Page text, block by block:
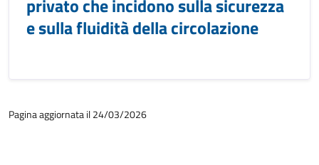
privato che incidono sulla sicurezza
e sulla fluidità della circolazione
Pagina aggiornata il 24/03/2026